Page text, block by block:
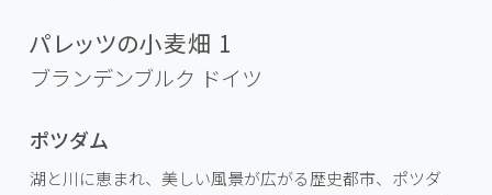
パレッツの小麦畑 1
ブランデンブルク ドイツ
ポツダム
湖と川に恵まれ、美しい風景が広がる歴史都市、ポツダ